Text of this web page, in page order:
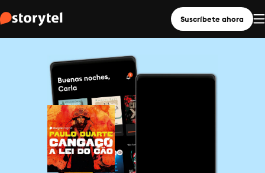
Suscríbete ahora